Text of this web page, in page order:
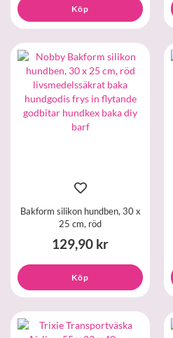
Köp
Bakform silikon hundben, 30 x
25 cm, röd
129,90 kr
Köp